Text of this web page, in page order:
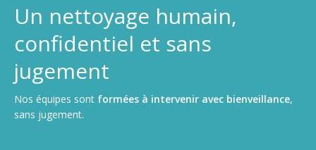
Un nettoyage humain,
confidentiel et sans
jugement
Nos équipes sont formées à intervenir avec bienveillance,
sans jugement.